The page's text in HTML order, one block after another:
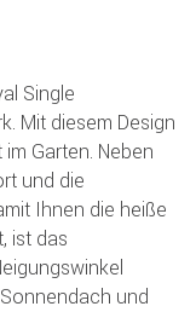
Single
Mit diesem Design
Garten. Neben
und die
Ihnen die heiße
ist das
und